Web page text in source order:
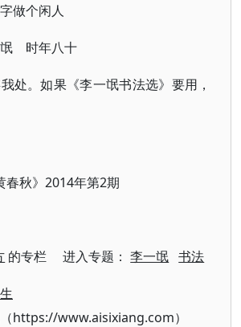
做个闲人
时年八十
处。如果《李一氓书法选》要用，
春秋》2014年第2期
的专栏 进入专题：李一氓 书法
https://www.aisixiang.com）